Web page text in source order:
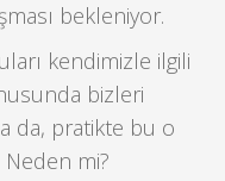
bekleniyor.
kendimizle ilgili
bizleri
da, pratikte bu o
mi?